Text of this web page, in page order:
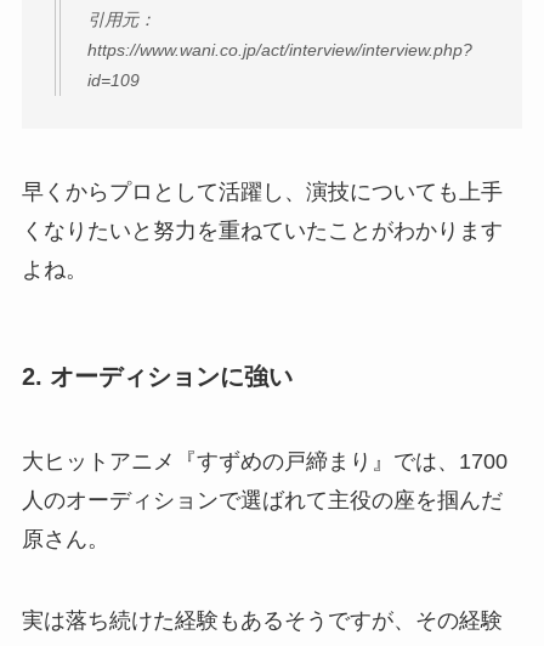
引用元：
https://www.wani.co.jp/act/interview/interview.php?
id=109
早くからプロとして活躍し、演技についても上手
くなりたいと努力を重ねていたことがわかります
よね。
2. オーディションに強い
大ヒットアニメ『すずめの戸締まり』では、1700
人のオーディションで選ばれて主役の座を掴んだ
原さん。
実は落ち続けた経験もあるそうですが、その経験